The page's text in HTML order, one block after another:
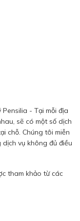
- Tại mỗi địa
sẽ có một số dịch
chỗ. Chúng tôi miễn
vụ không đủ điều
tham khảo từ các